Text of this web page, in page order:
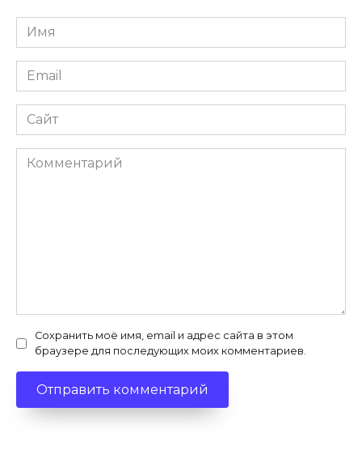
Имя
*
Email
*
Сайт
Комментарий
Сохранить моё имя, email и адрес сайта в этом
браузере для последующих моих комментариев.